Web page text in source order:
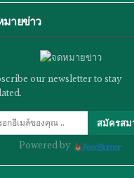
มายข่าว
our newsletter to stay
สมัครสม
Powered by